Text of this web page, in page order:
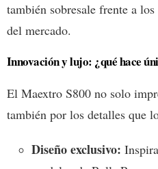
también sobresale frente a
del mercado.
Innovación y lujo: ¿qué hace
El Maextro S800 no solo
también por los detalles que
Diseño exclusivo: